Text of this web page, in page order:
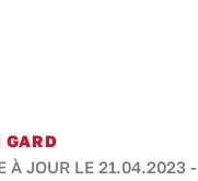
GARD
À JOUR LE 21.04.2023 -